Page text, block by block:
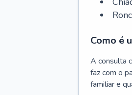
Como é
A consulta
faz com o
familiar e